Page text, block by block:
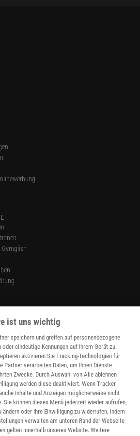
Gymglish
hier:
ist uns wichtig
speichern und greifen auf personenbezogene
oder eindeutige Kennungen auf Ihrem Gerät zu.
aktivieren Sie Tracking-Technologien für
Partner verarbeiten Daten, um Ihnen Dienste
Zwecke. Durch Auswahl von Alle ablehnen
werden diese deaktiviert. Wenn Tracker
Inhalte und Anzeigen möglicherweise nicht
Sie können dieses Menü jederzeit wieder aufrufen,
ändern oder Ihre Einwilligung zu widerrufen, indem
verwalten am unteren Rand der Webseite
gelten innerhalb unseres Website. Weitere